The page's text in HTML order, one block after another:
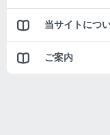
当サイトにつ
ご案内